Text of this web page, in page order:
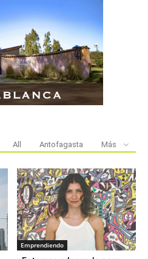
All Antofagasta Más
Emprendiendo